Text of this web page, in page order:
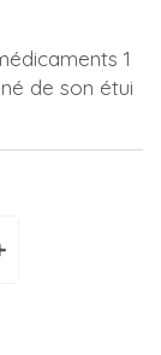
1
de son étui